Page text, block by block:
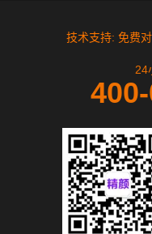
技术支持: 免费
24